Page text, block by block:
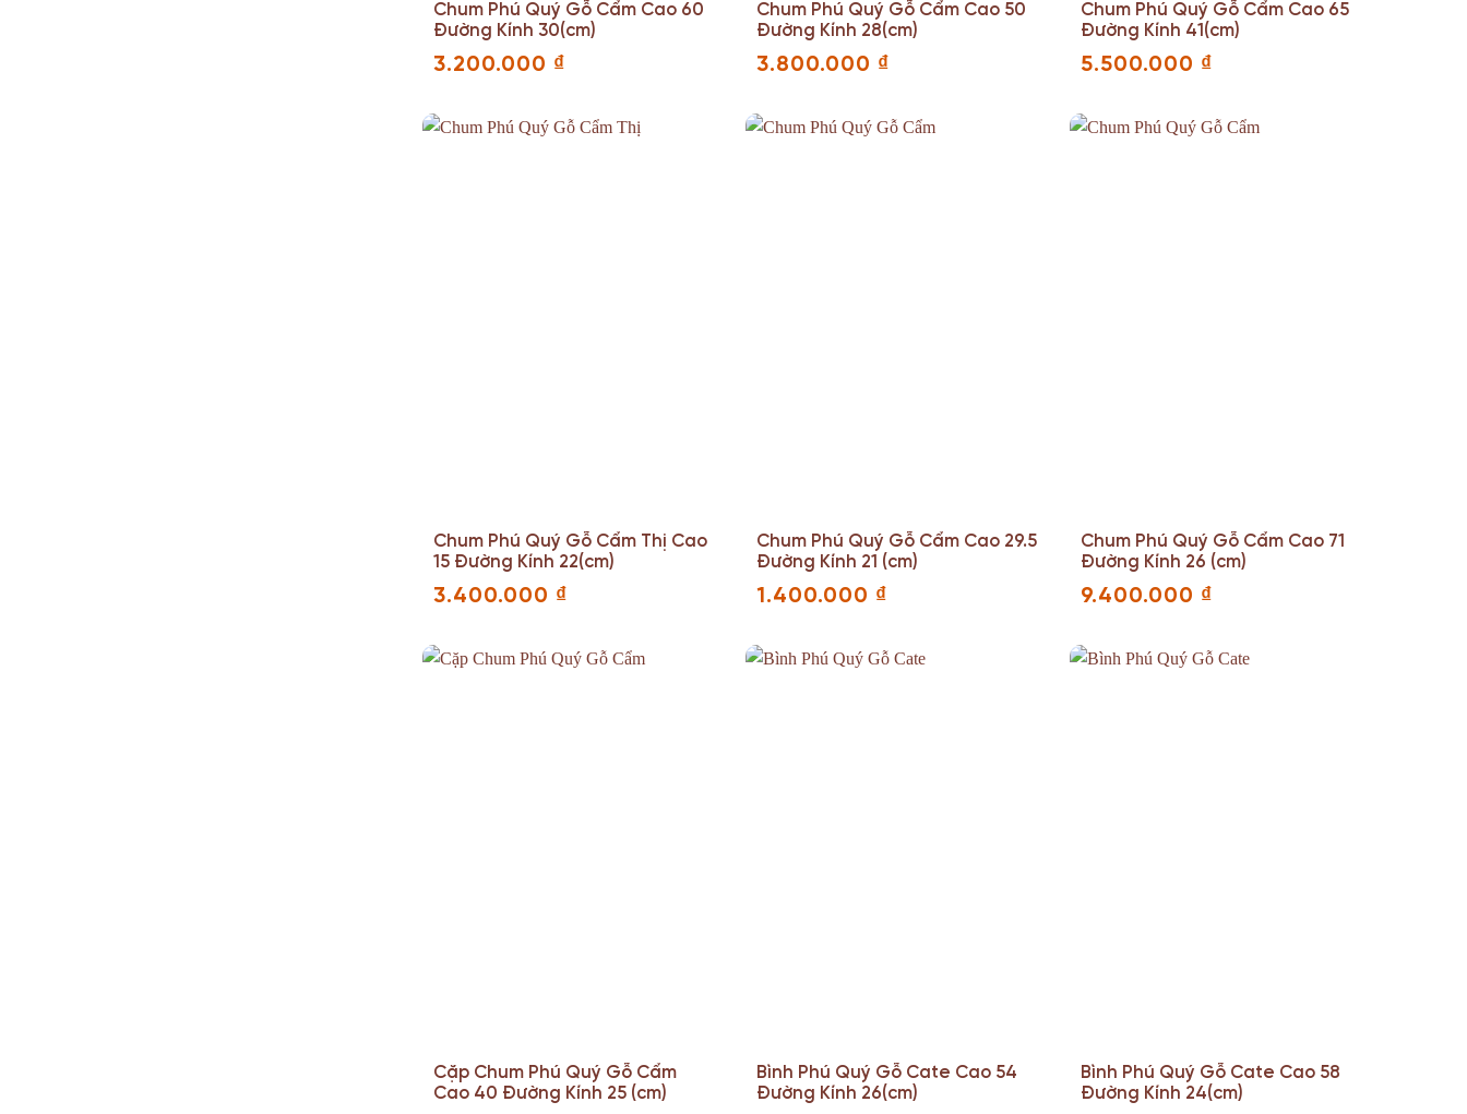
Chum Phú Quý Gỗ Cẩm Cao 60
Đường Kính 30(cm)
3.200.000 ₫
Chum Phú Quý Gỗ Cẩm Cao 50
Đường Kính 28(cm)
3.800.000 ₫
Chum Phú Quý Gỗ Cẩm Cao 65
Đường Kính 41(cm)
5.500.000 ₫
Chum Phú Quý Gỗ Cẩm Thị Cao
15 Đường Kính 22(cm)
3.400.000 ₫
Chum Phú Quý Gỗ Cẩm Cao 29.5
Đường Kính 21 (cm)
1.400.000 ₫
Chum Phú Quý Gỗ Cẩm Cao 71
Đường Kính 26 (cm)
9.400.000 ₫
Cặp Chum Phú Quý Gỗ Cẩm
Cao 40 Đường Kính 25 (cm)
Bình Phú Quý Gỗ Cate Cao 54
Đường Kính 26(cm)
Bình Phú Quý Gỗ Cate Cao 58
Đường Kính 24(cm)